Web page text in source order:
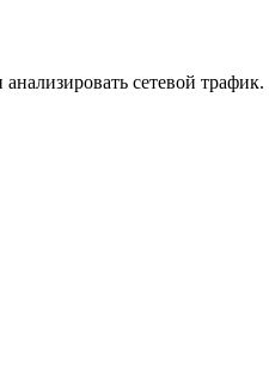
сетевой трафик.